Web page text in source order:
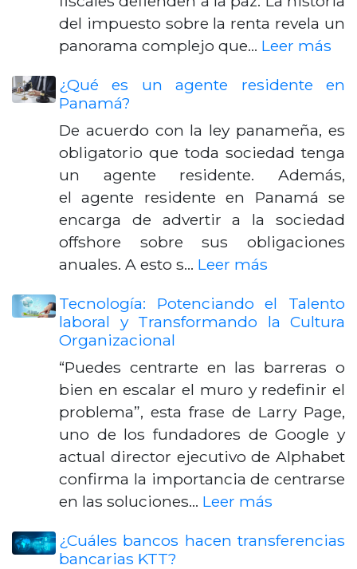
del impuesto sobre la renta revela un
panorama complejo que… Leer más
¿Qué es un agente residente en
Panamá?
De acuerdo con la ley panameña, es
obligatorio que toda sociedad tenga
un agente residente. Además,
el agente residente en Panamá se
encarga de advertir a la sociedad
offshore sobre sus obligaciones
anuales. A esto s… Leer más
Tecnología: Potenciando el Talento
laboral y Transformando la Cultura
Organizacional
“Puedes centrarte en las barreras o
bien en escalar el muro y redefinir el
problema”, esta frase de Larry Page,
uno de los fundadores de Google y
actual director ejecutivo de Alphabet
confirma la importancia de centrarse
en las soluciones… Leer más
¿Cuáles bancos hacen transferencias
bancarias KTT?